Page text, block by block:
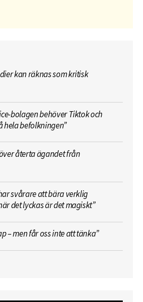
kan räknas som kritisk
bolagen behöver Tiktok och
hela befolkningen”
återta ägandet från
svårare att bära verklig
det lyckas är det magiskt”
– men får oss inte att tänka”